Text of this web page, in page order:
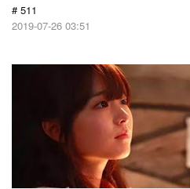
# 511
2019-07-26 03:51